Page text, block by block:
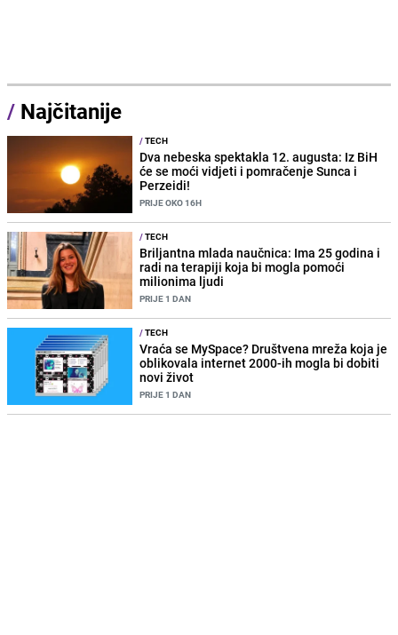
/ Najčitanije
/TECH
Dva nebeska spektakla 12. augusta: Iz BiH
će se moći vidjeti i pomračenje Sunca i
Perzeidi!
PRIJE OKO 16H
/TECH
Briljantna mlada naučnica: Ima 25 godina i
radi na terapiji koja bi mogla pomoći
milionima ljudi
PRIJE 1 DAN
/TECH
Vraća se MySpace? Društvena mreža koja je
oblikovala internet 2000-ih mogla bi dobiti
novi život
PRIJE 1 DAN